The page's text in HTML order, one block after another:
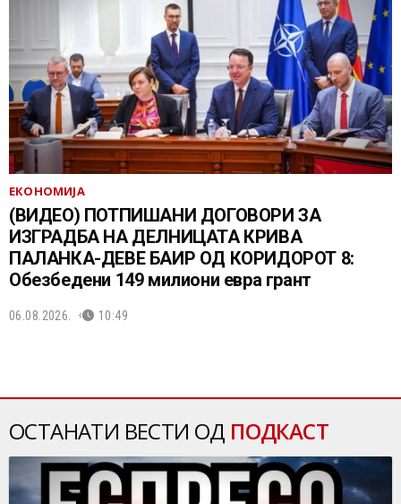
ЕКОНОМИЈА
(ВИДЕО) ПОТПИШАНИ ДОГОВОРИ ЗА
ИЗГРАДБА НА ДЕЛНИЦАТА КРИВА
ПАЛАНКА-ДЕВЕ БАИР ОД КОРИДОРОТ 8:
Обезбедени 149 милиони евра грант
06.08.2026. 10:49
ОСТАНАТИ ВЕСТИ ОД ПОДКАСТ